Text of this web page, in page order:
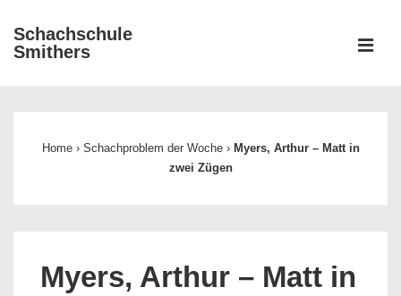
Zum
Inhalt
Schachschule
Smithers
Home › Schachproblem der Woche › Myers, Arthur – Matt in
zwei Zügen
Myers, Arthur – Matt in